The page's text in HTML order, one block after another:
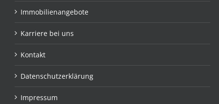
Immobilienangebote
Karriere bei uns
Kontakt
Datenschutzerklärung
Impressum